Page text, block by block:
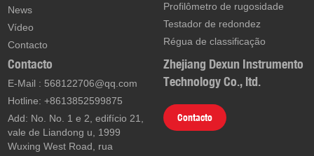
News
Vídeo
Contacto
Profilômetro de rugosidade
Testador de redondez
Régua de classificação
Contacto
E-Mail : 568122706@qq.com
Hotline: +8613852599875
Add: No. No. 1 e 2, edifício 21,
vale de Liandong u, 1999
Wuxing West Road, rua
Zhejiang Dexun Instrumento
Technology Co., ltd.
Contacto